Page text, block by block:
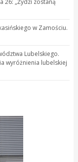
w Zamościu.
Lubelskiego.
wyróżnienia lubelskiej